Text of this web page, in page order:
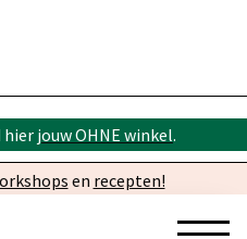
hier jouw OHNE winkel.
en recepten!